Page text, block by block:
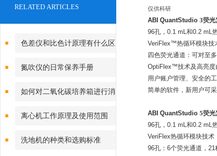
RELATED ARTICLES
色差仪和比色计原理有什么区
别？
氮吹仪的日常保养手册
如何对二氧化碳培养箱进行消
毒灭菌呢？
离心机工作原理及使用范围
洗地机的种类和选购标准
仅供科研
ABI QuantStudio 3荧光
96孔，0.1 mL和0.2 mL
VeriFlex™热循环模块技
四色荧光通道：可对至
OptiFlex™技术及高亮度
用户账户管理、安全的
简单的软件，新用户可
ABI QuantStudio 5荧光
96孔，0.1 mL和0.2 mL
VeriFlex热循环模块技
96孔：6个荧光通道，